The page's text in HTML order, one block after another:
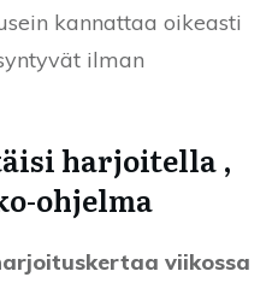
kannattaa oikeasti
ilman
harjoitella ,
ohjelma
viikossa